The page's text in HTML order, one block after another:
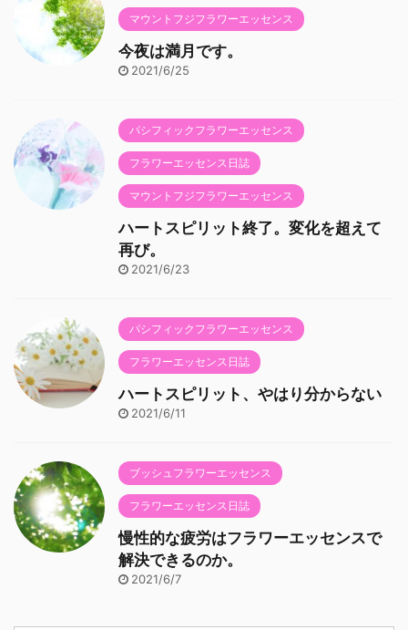
マウントフジフラワーエッセンス
今夜は満月です。
2021/6/25
パシフィックフラワーエッセンス
フラワーエッセンス日誌
マウントフジフラワーエッセンス
ハートスピリット終了。変化を超えて
再び。
2021/6/23
パシフィックフラワーエッセンス
フラワーエッセンス日誌
ハートスピリット、やはり分からない
2021/6/11
ブッシュフラワーエッセンス
フラワーエッセンス日誌
慢性的な疲労はフラワーエッセンスで
解決できるのか。
2021/6/7